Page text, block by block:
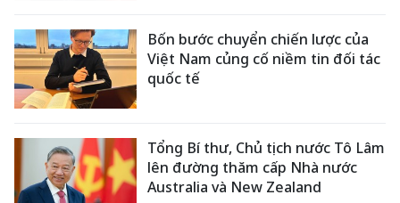
Bốn bước chuyển chiến lược của
Việt Nam củng cố niềm tin đối tác
quốc tế
Tổng Bí thư, Chủ tịch nước Tô Lâm
lên đường thăm cấp Nhà nước
Australia và New Zealand